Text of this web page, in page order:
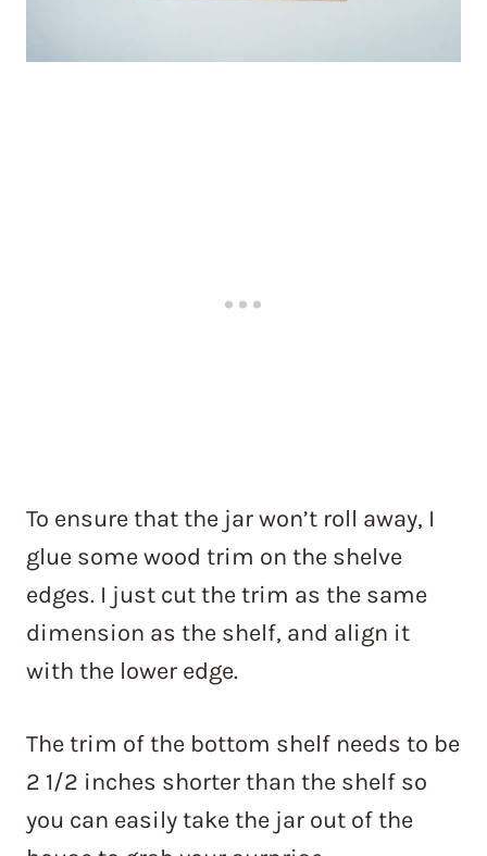
To ensure that the jar won’t roll away, I
glue some wood trim on the shelve
edges. I just cut the trim as the same
dimension as the shelf, and align it
with the lower edge.
The trim of the bottom shelf needs to be
2 1/2 inches shorter than the shelf so
you can easily take the jar out of the